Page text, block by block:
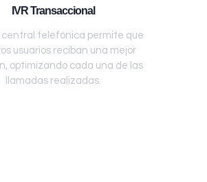
IVR Transaccional
central telefónica permite que
usuarios reciban una mejor
optimizando cada una de las
llamadas realizadas.